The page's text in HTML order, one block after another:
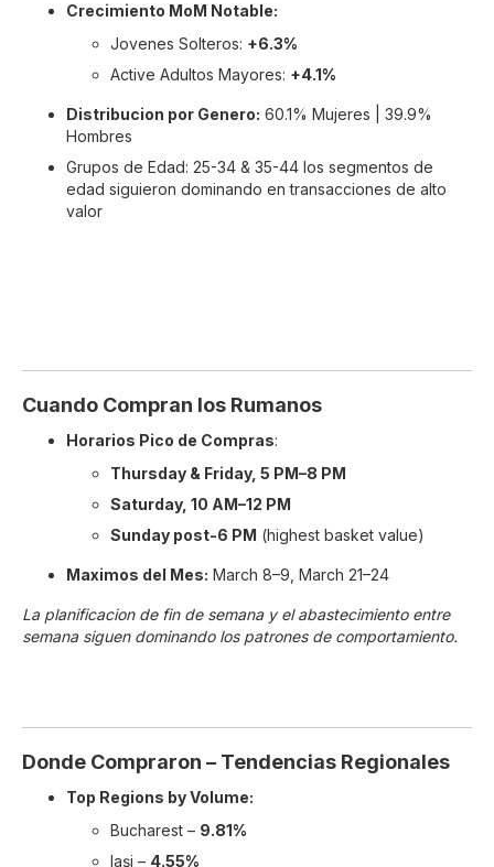
Crecimiento MoM Notable:
Jovenes Solteros: +6.3%
Active Adultos Mayores: +4.1%
Distribucion por Genero: 60.1% Mujeres | 39.9%
Hombres
Grupos de Edad: 25-34 & 35-44 los segmentos de
edad siguieron dominando en transacciones de alto
valor
Cuando Compran los Rumanos
Horarios Pico de Compras:
Thursday & Friday, 5 PM–8 PM
Saturday, 10 AM–12 PM
Sunday post-6 PM (highest basket value)
Maximos del Mes: March 8–9, March 21–24
La planificacion de fin de semana y el abastecimiento entre
semana siguen dominando los patrones de comportamiento.
Donde Compraron – Tendencias Regionales
Top Regions by Volume:
Bucharest – 9.81%
Iași – 4.55%